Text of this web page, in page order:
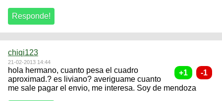
chiqi123
21-02-2013 14:44
hola hermano, cuanto pesa el cuadro
aproximad.? es liviano? averiguame cuanto
me sale pagar el envio, me interesa. Soy de mendoza